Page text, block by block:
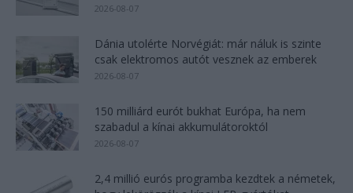
2026-08-07
Dánia utolérte Norvégiát: már náluk is szinte
csak elektromos autót vesznek az emberek
2026-08-07
150 milliárd eurót bukhat Európa, ha nem
szabadul a kínai akkumulátoroktól
2026-08-07
2,4 millió eurós programba kezdtek a németek,